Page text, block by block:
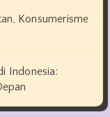
Konsumerisme
Indonesia: